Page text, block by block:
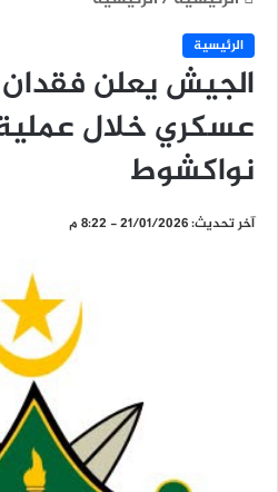
الرئيسية
الجيش يعلن فقدان
عسكري خلال عملية
نواكشوط
آخر تحديث: 21/01/2026 - 8:22 م